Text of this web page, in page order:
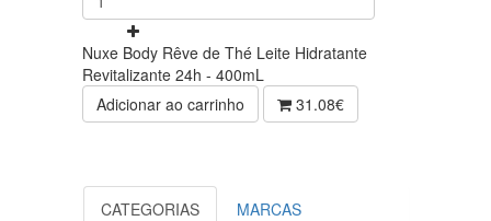
Nuxe Body Rêve de Thé Leite Hidratante
Revitalizante 24h - 400mL
Adicionar ao carrinho
31.08€
CATEGORIAS MARCAS